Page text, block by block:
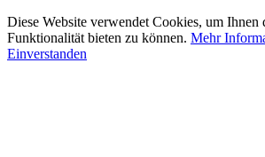
Diese Website verwendet Cookies, um Ihnen
Funktionalität bieten zu können. Mehr
Einverstanden